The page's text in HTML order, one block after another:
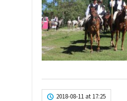
2018-08-11 at 17:25